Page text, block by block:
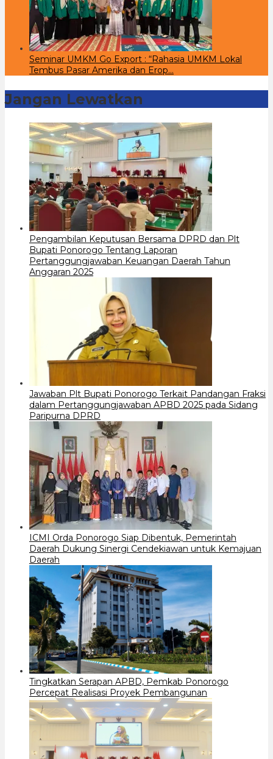
Seminar UMKM Go Export : “Rahasia UMKM Lokal
Tembus Pasar Amerika dan Erop…
Jangan Lewatkan
Pengambilan Keputusan Bersama DPRD dan Plt
Bupati Ponorogo Tentang Laporan
Pertanggungjawaban Keuangan Daerah Tahun
Anggaran 2025
Jawaban Plt Bupati Ponorogo Terkait Pandangan Fraksi
dalam Pertanggungjawaban APBD 2025 pada Sidang
Paripurna DPRD
ICMI Orda Ponorogo Siap Dibentuk, Pemerintah
Daerah Dukung Sinergi Cendekiawan untuk Kemajuan
Daerah
Tingkatkan Serapan APBD, Pemkab Ponorogo
Percepat Realisasi Proyek Pembangunan